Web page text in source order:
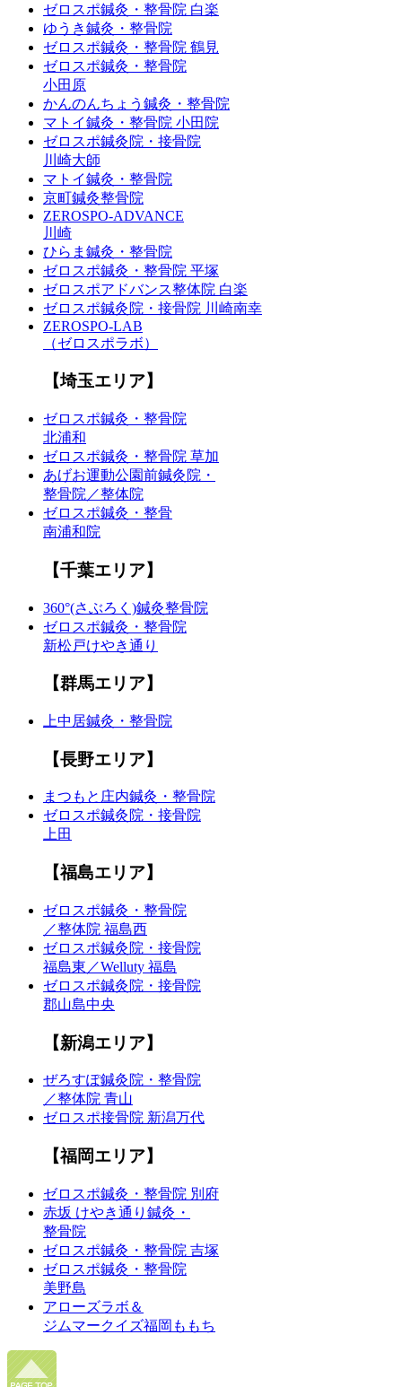
ゼロスポ鍼灸・整骨院 白楽
ゆうき鍼灸・整骨院
ゼロスポ鍼灸・整骨院 鶴見
ゼロスポ鍼灸・整骨院
小田原
かんのんちょう鍼灸・整骨院
マトイ鍼灸・整骨院 小田院
ゼロスポ鍼灸院・接骨院
川崎大師
マトイ鍼灸・整骨院
京町鍼灸整骨院
ZEROSPO-ADVANCE
川崎
ひらま鍼灸・整骨院
ゼロスポ鍼灸・整骨院 平塚
ゼロスポアドバンス整体院 白楽
ゼロスポ鍼灸院・接骨院 川崎南幸
ZEROSPO-LAB
（ゼロスポラボ）
【埼玉エリア】
ゼロスポ鍼灸・整骨院
北浦和
ゼロスポ鍼灸・整骨院 草加
あげお運動公園前鍼灸院・
整骨院／整体院
ゼロスポ鍼灸・整骨
南浦和院
【千葉エリア】
360°(さぶろく)鍼灸整骨院
ゼロスポ鍼灸・整骨院
新松戸けやき通り
【群馬エリア】
上中居鍼灸・整骨院
【長野エリア】
まつもと庄内鍼灸・整骨院
ゼロスポ鍼灸院・接骨院
上田
【福島エリア】
ゼロスポ鍼灸・整骨院
／整体院 福島西
ゼロスポ鍼灸院・接骨院
福島東／Welluty 福島
ゼロスポ鍼灸院・接骨院
郡山島中央
【新潟エリア】
ぜろすぽ鍼灸院・整骨院
／整体院 青山
ゼロスポ接骨院 新潟万代
【福岡エリア】
ゼロスポ鍼灸・整骨院 別府
赤坂 けやき通り鍼灸・
整骨院
ゼロスポ鍼灸・整骨院 吉塚
ゼロスポ鍼灸・整骨院
美野島
アローズラボ＆
ジムマークイズ福岡ももち